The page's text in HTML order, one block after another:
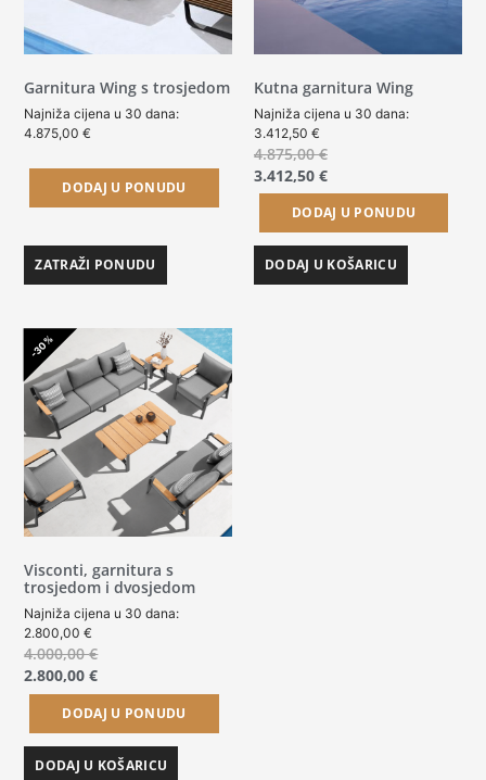
Garnitura Wing s trosjedom
Najniža cijena u 30 dana:
4.875,00€
DODAJ U PONUDU
ZATRAŽI PONUDU
Kutna garnitura Wing
Najniža cijena u 30 dana:
3.412,50 €
4.875,00€
3.412,50 €
DODAJ U PONUDU
DODAJ U KOŠARICU
-30%
Visconti, garnitura s
trosjedom i dvosjedom
Najniža cijena u 30 dana:
2.800,00€
4.000,00€
2.800,00€
DODAJ U PONUDU
DODAJ U KOŠARICU